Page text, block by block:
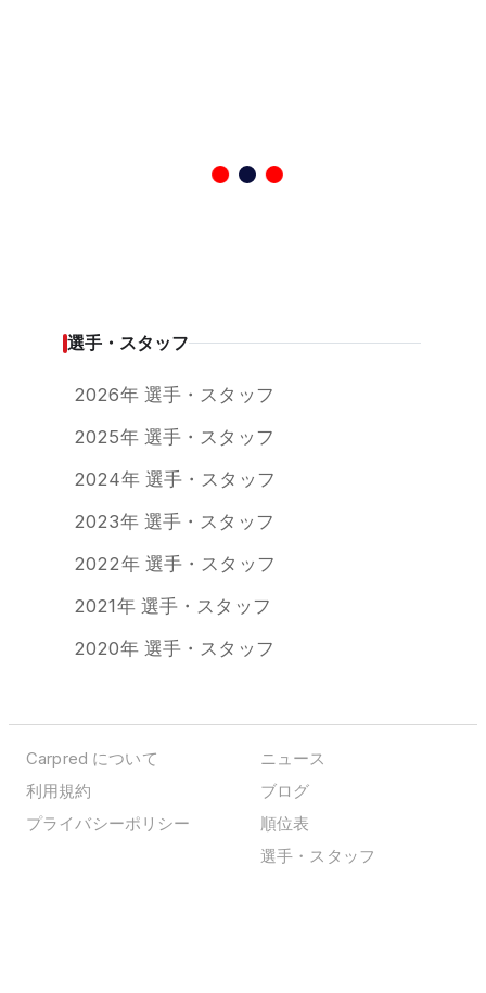
選手・スタッフ
2026年 選手・スタッフ
2025年 選手・スタッフ
2024年 選手・スタッフ
2023年 選手・スタッフ
2022年 選手・スタッフ
2021年 選手・スタッフ
2020年 選手・スタッフ
Carpred について
利用規約
プライバシーポリシー
ニュース
ブログ
順位表
選手・スタッフ